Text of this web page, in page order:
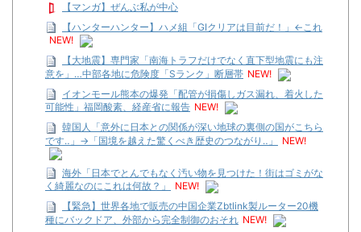
【マンガ】ぜんぶ私が中心
【ハンターハンター】ハメ組「GIクリアは目前だ！」←これ
NEW!
【大地震】専門家「南海トラフだけでなく直下型地震にも注
意を」…中部各地に危険度「Sランク」断層帯 NEW!
イオンモール熊本の爆発「配管が損傷しガス漏れ、着火した
可能性」福岡酸素、経産省に報告 NEW!
韓国人「意外に日本との関係が深い地球の裏側の国がこちら
です‥」→「国境を越えた驚くべき歴史のつながり‥」
NEW!
海外「日本でとんでもなく汚い物を見つけた！街はゴミがな
く綺麗なのにこれは何故？」
NEW!
【緊急】世界各地で販売の中国企業Zbtlink製ルーター20機
種にバックドア、外部から完全制御のおそれ NEW!